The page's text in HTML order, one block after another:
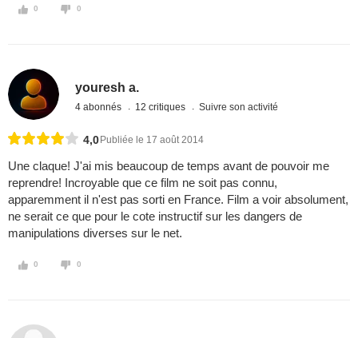
0 0
youresh a.
4 abonnés 12 critiques Suivre son activité
4,0 Publiée le 17 août 2014
Une claque! J'ai mis beaucoup de temps avant de pouvoir me
reprendre! Incroyable que ce film ne soit pas connu,
apparemment il n'est pas sorti en France. Film a voir absolument,
ne serait ce que pour le cote instructif sur les dangers de
manipulations diverses sur le net.
0 0